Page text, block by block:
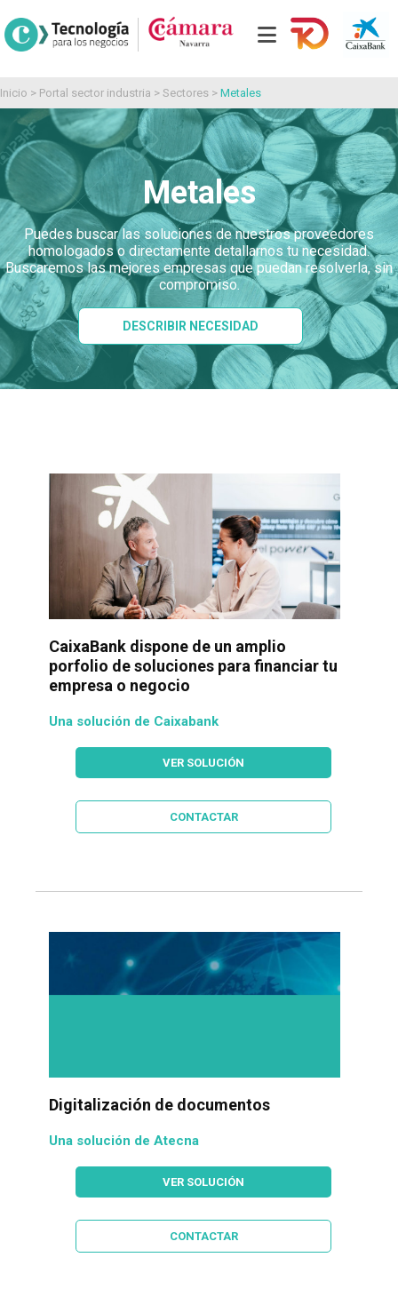
Inicio > Portal sector industria > Sectores > Metales
Metales
Puedes buscar las soluciones de nuestros proveedores
homologados o directamente detallarnos tu necesidad.
Buscaremos las mejores empresas que puedan resolverla, sin
compromiso.
DESCRIBIR NECESIDAD
CaixaBank dispone de un amplio
porfolio de soluciones para financiar tu
empresa o negocio
Una solución de Caixabank
VER SOLUCIÓN
CONTACTAR
Digitalización de documentos
Una solución de Atecna
VER SOLUCIÓN
CONTACTAR